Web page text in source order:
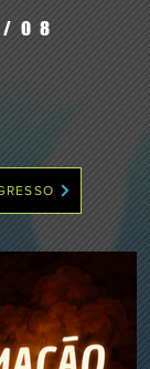
08